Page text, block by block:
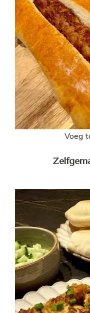
Voeg